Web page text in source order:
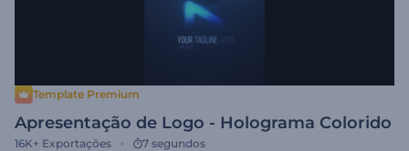
Template Premium
Apresentação de Logo - Holograma Colorido
16K+ Exportações 7 segundos